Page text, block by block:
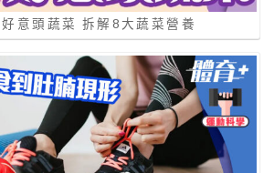
意頭蔬菜 拆解8大蔬菜營養